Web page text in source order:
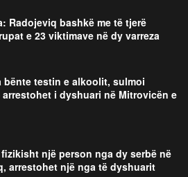
Radojeviq bashkë me të tjerë
e 23 viktimave në dy varreza
bënte testin e alkoolit, sulmoi
i dyshuari në Mitrovicën e
një person nga dy serbë në
arrestohet një nga të dyshuarit